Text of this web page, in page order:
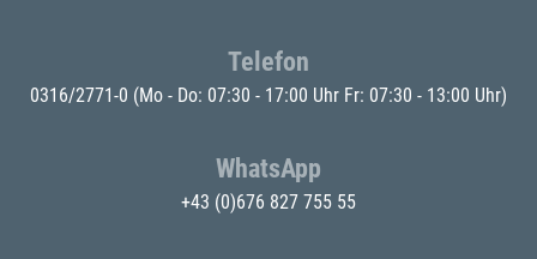
Telefon
0316/2771-0 (Mo - Do: 07:30 - 17:00 Uhr Fr: 07:30 - 13:00 Uhr)
WhatsApp
+43 (0)676 827 755 55